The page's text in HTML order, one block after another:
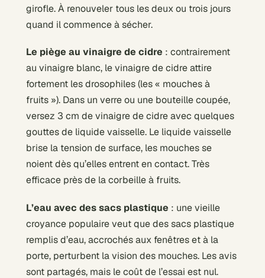
girofle. À renouveler tous les deux ou trois jours
quand il commence à sécher.
Le piège au vinaigre de cidre : contrairement
au vinaigre blanc, le vinaigre de cidre attire
fortement les drosophiles (les « mouches à
fruits »). Dans un verre ou une bouteille coupée,
versez 3 cm de vinaigre de cidre avec quelques
gouttes de liquide vaisselle. Le liquide vaisselle
brise la tension de surface, les mouches se
noient dès qu’elles entrent en contact. Très
efficace près de la corbeille à fruits.
L’eau avec des sacs plastique : une vieille
croyance populaire veut que des sacs plastique
remplis d’eau, accrochés aux fenêtres et à la
porte, perturbent la vision des mouches. Les avis
sont partagés, mais le coût de l’essai est nul.